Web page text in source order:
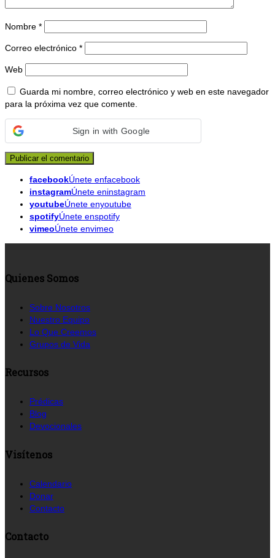
Nombre *
Correo electrónico *
Web
Guarda mi nombre, correo electrónico y web en este navegador
para la próxima vez que comente.
Sign in with Google
facebookÚnete enfacebook
instagramÚnete eninstagram
youtubeÚnete enyoutube
spotifyÚnete enspotify
vimeoÚnete envimeo
Quienes Somos
Sobre Nosotros
Nuestro Equipo
Lo Que Creemos
Grupos de Vida
Recursos
Prédicas
Blog
Devocionales
Visítenos
Calendario
Donar
Contacto
Contacto